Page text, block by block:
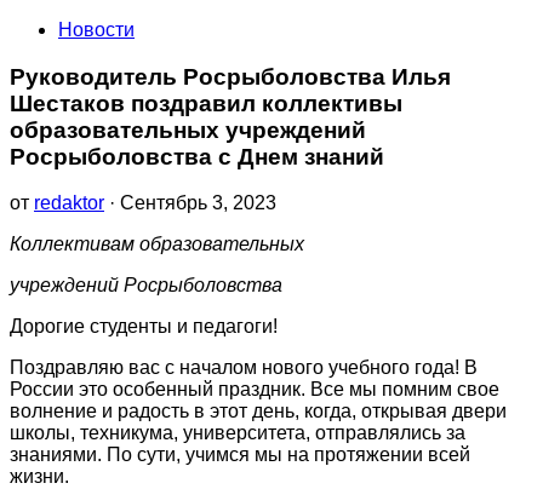
Новости
Руководитель Росрыболовства Илья
Шестаков поздравил коллективы
образовательных учреждений
Росрыболовства с Днем знаний
от redaktor · Сентябрь 3, 2023
Коллективам образовательных
учреждений Росрыболовства
Дорогие студенты и педагоги!
Поздравляю вас с началом нового учебного года! В
России это особенный праздник. Все мы помним свое
волнение и радость в этот день, когда, открывая двери
школы, техникума, университета, отправлялись за
знаниями. По сути, учимся мы на протяжении всей
жизни.